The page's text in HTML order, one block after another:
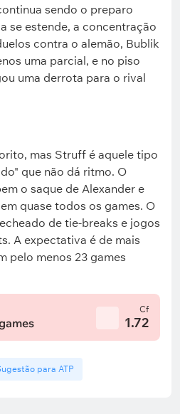
sendo o preparo
se estende, a concentração
contra o alemão, Bublik
uma parcial, e no piso
uma derrota para o rival
mas Struff é aquele tipo
que não dá ritmo. O
o saque de Alexander e
quase todos os games. O
de tie-breaks e jogos
A expectativa é de mais
pelo menos 23 games
Cf
1.72
para ATP